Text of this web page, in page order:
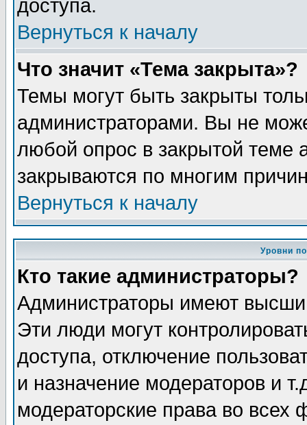
доступа.
Вернуться к началу
Что значит «Тема закрыта»?
Темы могут быть закрыты
администраторами. Вы не
любой опрос в закрытой теме
закрываются по многим
Вернуться к началу
Уровни
Кто такие администраторы?
Администраторы имеют
Эти люди могут
доступа, отключение
и назначение модераторов и
модераторские права во всех